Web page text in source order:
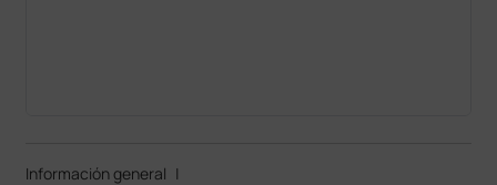
Información general |